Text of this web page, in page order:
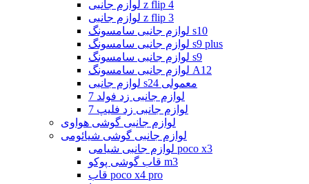
لوازم جانبی z flip 4
لوازم جانبی z flip 3
لوازم جانبی سامسونگ s10
لوازم جانبی سامسونگ s9 plus
لوازم جانبی سامسونگ s9
لوازم جانبی سامسونگ A12
لوازم جانبی s24 معمولی
لوازم جانبی زد فولد 7
لوازم جانبی زد فلیپ 7
لوازم جانبی گوشی هواوی
لوازم جانبی گوشی شیائومی
لوازم جانبی شیامی poco x3
قاب گوشی پوکو m3
قاب poco x4 pro